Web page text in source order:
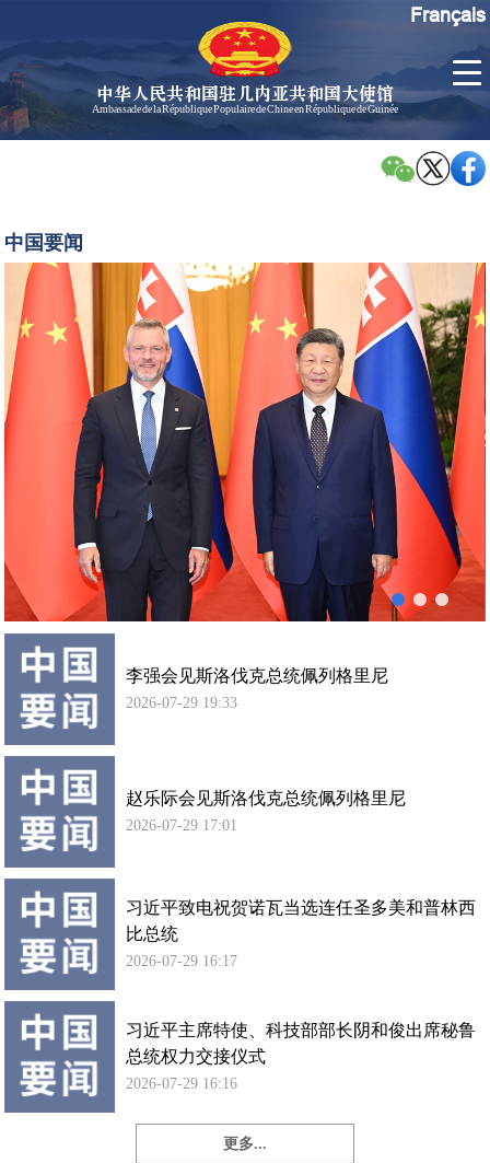
中华人民共和国驻几内亚共和国大使馆
Ambassade de la République Populaire de Chine en République de Guinée
孙勇大
孙勇大
使简历
中国历
任驻几
内亚大
使
息
使馆领
导及部
门负责
联系方
了
解
Français
中国要闻
近
平
同
斯
洛
尼
会
谈
李强会见斯洛伐克总统佩列格里尼
2026-07-29 19:33
赵乐际会见斯洛伐克总统佩列格里尼
2026-07-29 17:01
习近平致电祝贺诺瓦当选连任圣多美和普林西
比总统
2026-07-29 16:17
习近平主席特使、科技部部长阴和俊出席秘鲁
总统权力交接仪式
2026-07-29 16:16
更多...